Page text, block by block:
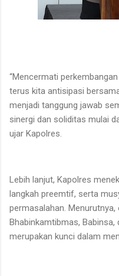
“Mencermati
terus kita antisipasi
menjadi tanggung jawab
sinergi dan soliditas mulai
ujar Kapolres.
Lebih lanjut, Kapolres
langkah preemtif, serta
permasalahan.
Bhabinkamtibmas,
merupakan kunci dalam